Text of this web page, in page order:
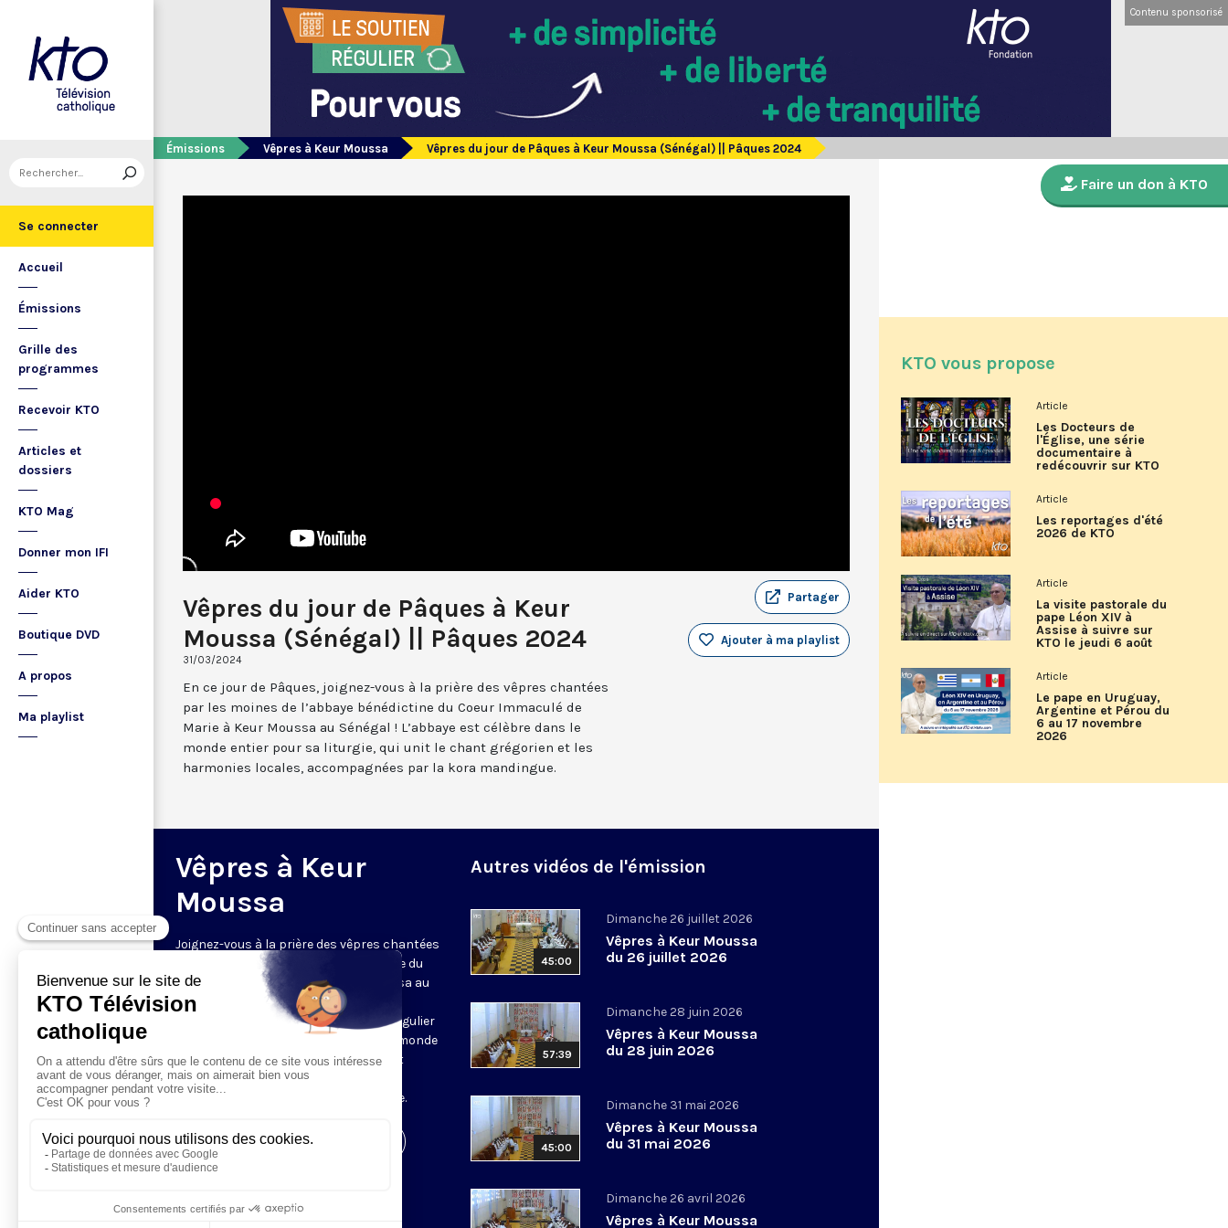
Se connecter
Accueil
Émissions
Grille des
programmes
Recevoir KTO
Articles et
dossiers
KTO Mag
Donner mon IFI
Aider KTO
Boutique DVD
A propos
Ma playlist
Contenu sponsorisé
Émissions Vêpres à Keur Moussa Vêpres du jour de Pâques à Keur Moussa (Sénégal) || Pâques 2024
Vêpres du jour de Pâques à Keur
Moussa (Sénégal) || Pâques 2024
31/03/2024
Partager
Ajouter à ma playlist
En ce jour de Pâques, joignez-vous à la prière des vêpres chantées
par les moines de l’abbaye bénédictine du Coeur Immaculé de
Marie à Keur Moussa au Sénégal ! L’abbaye est célèbre dans le
monde entier pour sa liturgie, qui unit le chant grégorien et les
harmonies locales, accompagnées par la kora mandingue.
Vêpres à Keur
Moussa
Joignez-vous à la prière des vêpres chantées
par les moines de l’abbaye bénédictine du
Cœur Immaculé de Marie à Keur Moussa au
Sénégal ! La communauté accueille les
caméras de KTO par ce rendez-vous régulier
et inédit. L'abbaye est célèbre dans le monde
entier pour sa liturgie, qui unit le chant
grégorien et les harmonies locales,
accompagnées par la kora mandingue.
Visiter la page de l'émission
Autres vidéos de l'émission
45:00
Dimanche 26 juillet 2026
Vêpres à Keur Moussa
du 26 juillet 2026
57:39
Dimanche 28 juin 2026
Vêpres à Keur Moussa
du 28 juin 2026
45:00
Dimanche 31 mai 2026
Vêpres à Keur Moussa
du 31 mai 2026
Dimanche 26 avril 2026
Vêpres à Keur Moussa
Faire un don à KTO
KTO vous propose
Article
Les Docteurs de
l'Église, une série
documentaire à
redécouvrir sur KTO
Article
Les reportages d'été
2026 de KTO
Article
La visite pastorale du
pape Léon XIV à
Assise à suivre sur
KTO le jeudi 6 août
Article
Le pape en Uruguay,
Argentine et Pérou du
6 au 17 novembre
2026